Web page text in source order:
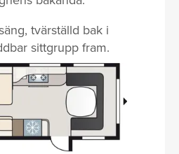
tvärställd bak i
sittgrupp fram.